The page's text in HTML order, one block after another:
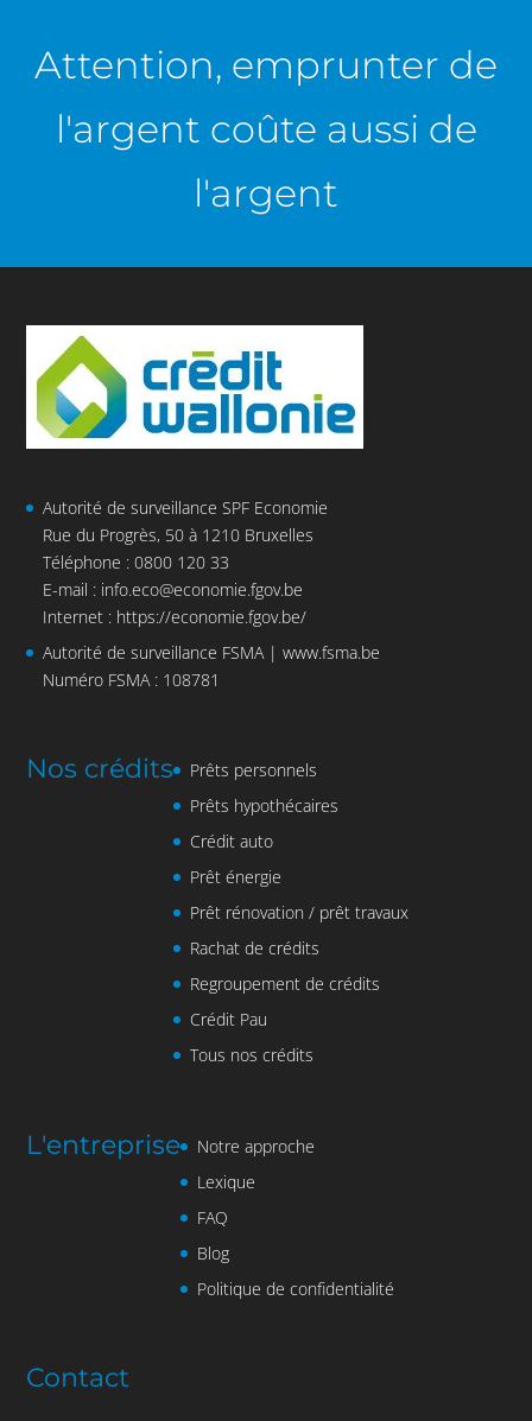
Attention, emprunter de
l'argent coûte aussi de
l'argent
Autorité de surveillance SPF Economie
Rue du Progrès, 50 à 1210 Bruxelles
Téléphone : 0800 120 33
E-mail : info.eco@economie.fgov.be
Internet : https://economie.fgov.be/
Autorité de surveillance FSMA |www.fsma.be
Numéro FSMA : 108781
Nos crédits
Prêts personnels
Prêts hypothécaires
Crédit auto
Prêt énergie
Prêt rénovation / prêt travaux
Rachat de crédits
Regroupement de crédits
Crédit Pau
Tous nos crédits
L'entreprise
Notre approche
Lexique
FAQ
Blog
Politique de confidentialité
Contact